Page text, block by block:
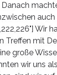
Wir
Treffen mit
große
wir uns